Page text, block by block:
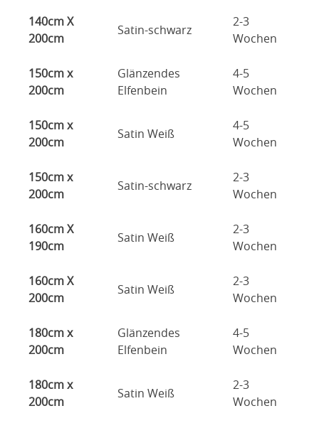
140cm X
200cm
Satin-schwarz
2-3
Wochen
150cm x
200cm
Glänzendes
Elfenbein
4-5
Wochen
150cm x
200cm
Satin Weiß
4-5
Wochen
150cm x
200cm
Satin-schwarz
2-3
Wochen
160cm X
190cm
Satin Weiß
2-3
Wochen
160cm X
200cm
Satin Weiß
2-3
Wochen
180cm x
200cm
Glänzendes
Elfenbein
4-5
Wochen
180cm x
200cm
Satin Weiß
2-3
Wochen